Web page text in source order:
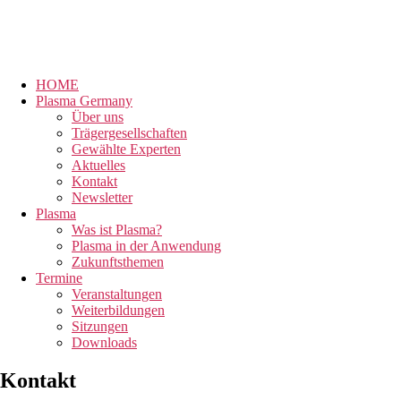
HOME
Plasma Germany
Über uns
Trägergesellschaften
Gewählte Experten
Aktuelles
Kontakt
Newsletter
Plasma
Was ist Plasma?
Plasma in der Anwendung
Zukunftsthemen
Termine
Veranstaltungen
Weiterbildungen
Sitzungen
Downloads
Kontakt